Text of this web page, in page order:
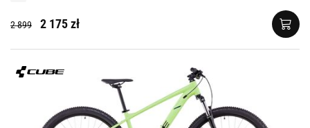
2 899 2 175 zł